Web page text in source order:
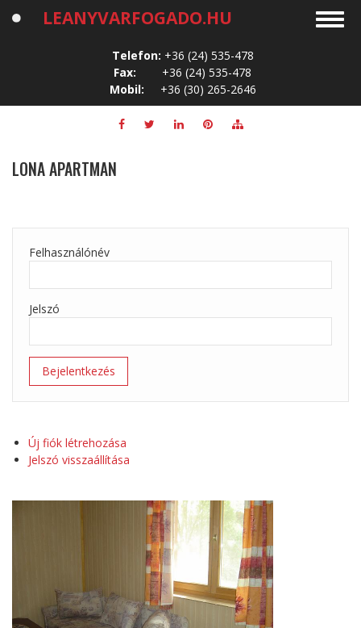
LEANYVARFOGADO.HU
Telefon: +36 (24) 535-478
Fax: +36 (24) 535-478
Mobil: +36 (30) 265-2646
LONA APARTMAN
Felhasználónév
Jelszó
Új fiók létrehozása
Jelszó visszaállítása